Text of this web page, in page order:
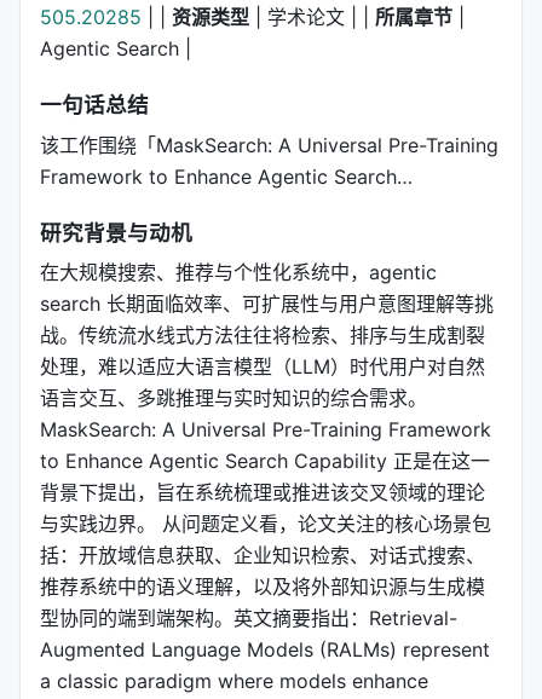
505.20285
资源类型 | 学术论文 | | 所属章节
Agentic Search |
一句话总结
该工作围绕「MaskSearch: A Universal Pre-Training
Framework to Enhance Agentic Search…
研究背景与动机
在大规模搜索、推荐与个性化系统中，agentic
search 长期面临效率、可扩展性与用户意图理解等挑
战。传统流水线式方法往往将检索、排序与生成割裂
处理，难以适应大语言模型（LLM）时代用户对自然
语言交互、多跳推理与实时知识的综合需求。
MaskSearch: A Universal Pre-Training Framework
to Enhance Agentic Search Capability 正是在这一
背景下提出，旨在系统梳理或推进该交叉领域的理论
与实践边界。 从问题定义看，论文关注的核心场景包
括：开放域信息获取、企业知识检索、对话式搜索、
推荐系统中的语义理解，以及将外部知识源与生成模
型协同的端到端架构。英文摘要指出：Retrieval-
Augmented Language Models (RALMs) represent
a classic paradigm where models enhance